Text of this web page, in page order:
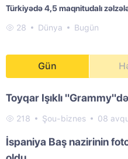
Türkiyədə 4,5 maqnitudalı
28 Dünya Bugün
Gün
Toyqar Işıklı
218 Şou-biznes 08
İspaniya Baş nazirinin